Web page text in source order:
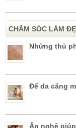
CHĂM SÓC LÀM
Những thủ
Để da căng
Ăn nghệ